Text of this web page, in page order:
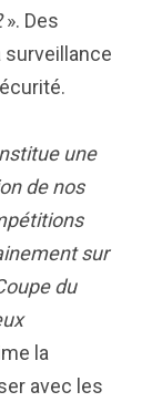
». Des
surveillance
une
de nos
sur
du
la
avec les